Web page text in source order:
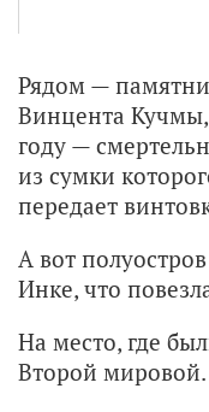
Рядом —
Винцента
году —
из сумки
передает
А вот
Инке, что
На место, где
Второй мировой.